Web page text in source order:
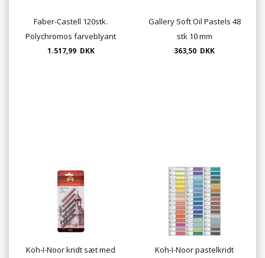
Faber-Castell 120stk.
Polychromos farveblyant
1.517,99 DKK
Gallery Soft Oil Pastels 48
stk 10 mm
363,50 DKK
Koh-I-Noor kridt sæt med
Koh-I-Noor pastelkridt